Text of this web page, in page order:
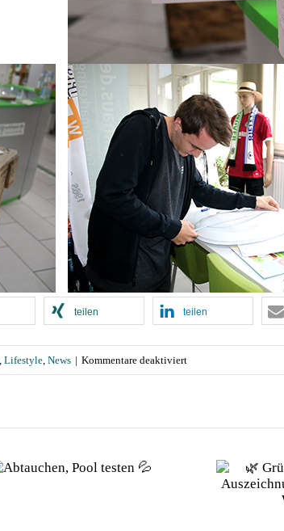
teilen teilen
Lifestyle News | Kommentare deaktiviertfür
Thronjuwel!“
🌿 Grüne Hausnummer